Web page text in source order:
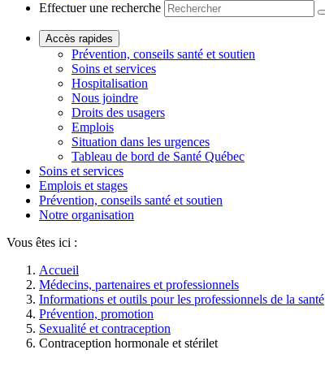
Effectuer une recherche
Accès rapides
Prévention, conseils santé et soutien
Soins et services
Hospitalisation
Nous joindre
Droits des usagers
Emplois
Situation dans les urgences
Tableau de bord de Santé Québec
Soins et services
Emplois et stages
Prévention, conseils santé et soutien
Notre organisation
Vous êtes ici :
Accueil
Médecins, partenaires et professionnels
Informations et outils pour les professionnels de la santé
Prévention, promotion
Sexualité et contraception
Contraception hormonale et stérilet